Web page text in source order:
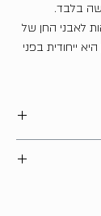
בלבד.
לאבני החן של
ייחודית בפני